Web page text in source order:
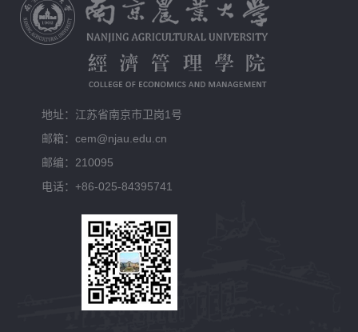
地址：江苏省南京市卫岗1号
邮箱：cem@njau.edu.cn
邮编：210095
电话：+86-025-84395741